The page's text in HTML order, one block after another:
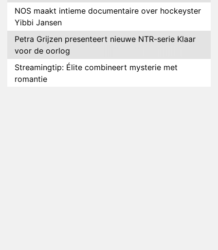
NOS maakt intieme documentaire over hockeyster
Yibbi Jansen
Petra Grijzen presenteert nieuwe NTR-serie Klaar
voor de oorlog
Streamingtip: Élite combineert mysterie met
romantie